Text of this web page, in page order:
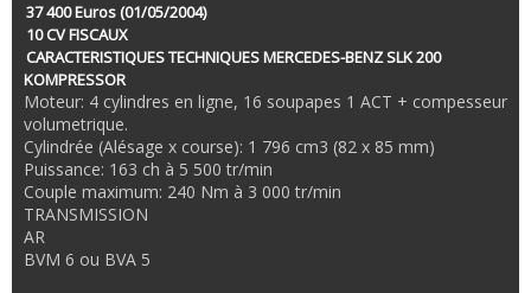
37 400 Euros (01/05/2004)
10 CV FISCAUX
CARACTERISTIQUES TECHNIQUES MERCEDES-BENZ SLK 200
KOMPRESSOR
Moteur: 4 cylindres en ligne, 16 soupapes 1 ACT + compesseur
volumetrique.
Cylindrée (Alésage x course): 1 796 cm3 (82 x 85 mm)
Puissance: 163 ch à 5 500 tr/min
Couple maximum: 240 Nm à 3 000 tr/min
TRANSMISSION
AR
BVM 6 ou BVA 5